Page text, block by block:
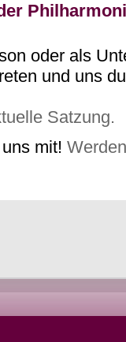
oder als
und uns
Satzung.
mit!